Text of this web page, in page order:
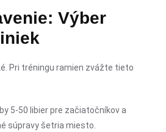
Výber
Pri tréningu ramien zvážte tieto
5-50 libier pre začiatočníkov a
súpravy šetria miesto.